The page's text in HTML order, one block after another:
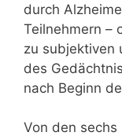
durch
Teilnehmern –
zu subjektiven
des
nach Beginn
Von den